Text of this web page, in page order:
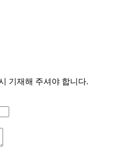
기재해 주셔야 합니다.